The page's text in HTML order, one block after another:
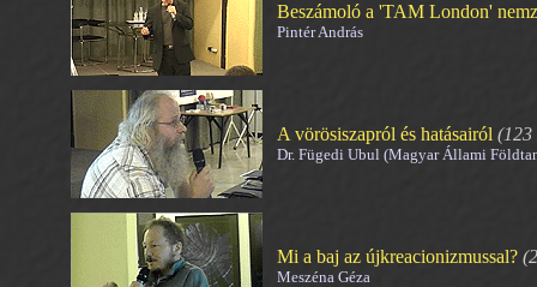
Beszámoló a 'TAM London'
Pintér András
A vörösiszapról és hatásairól (123
Dr. Fügedi Ubul (Magyar Állami
Mi a baj az újkreacionizmussal?
Meszéna Géza